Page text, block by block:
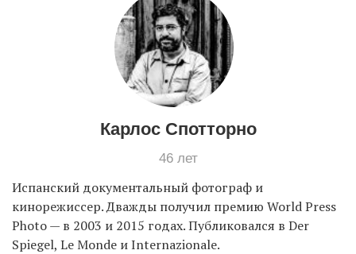
Карлос Спотторно
46 лет
Испанский документальный фотограф и
кинорежиссер. Дважды получил премию World Press
Photo — в 2003 и 2015 годах. Публиковался в Der
Spiegel, Le Monde и Internazionale.